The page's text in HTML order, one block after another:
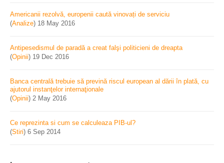
Americanii rezolvă, europenii caută vinovați de serviciu
(Analize) 18 May 2016
Antipesedismul de paradă a creat falşi politicieni de dreapta
(Opinii) 19 Dec 2016
Banca centrală trebuie să prevină riscul european al dării în plată, cu
ajutorul instanţelor internaţionale
(Opinii) 2 May 2016
Ce reprezinta si cum se calculeaza PIB-ul?
(Stiri) 6 Sep 2014